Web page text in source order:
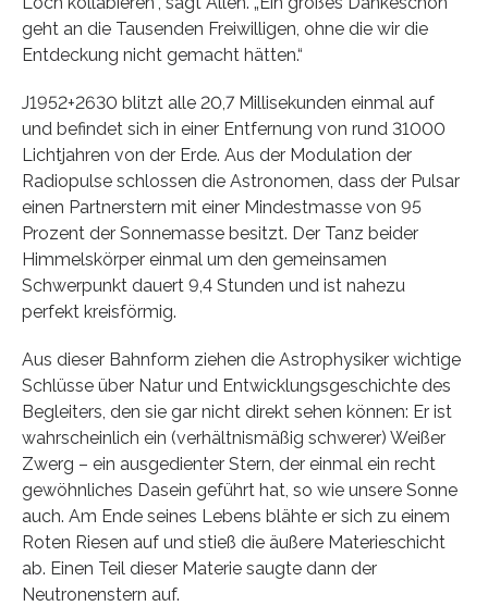
geht an die Tausenden Freiwilligen, ohne die wir die
Entdeckung nicht gemacht hätten.“
J1952+2630 blitzt alle 20,7 Millisekunden einmal auf
und befindet sich in einer Entfernung von rund 31000
Lichtjahren von der Erde. Aus der Modulation der
Radiopulse schlossen die Astronomen, dass der Pulsar
einen Partnerstern mit einer Mindestmasse von 95
Prozent der Sonnemasse besitzt. Der Tanz beider
Himmelskörper einmal um den gemeinsamen
Schwerpunkt dauert 9,4 Stunden und ist nahezu
perfekt kreisförmig.
Aus dieser Bahnform ziehen die Astrophysiker wichtige
Schlüsse über Natur und Entwicklungsgeschichte des
Begleiters, den sie gar nicht direkt sehen können: Er ist
wahrscheinlich ein (verhältnismäßig schwerer) Weißer
Zwerg – ein ausgedienter Stern, der einmal ein recht
gewöhnliches Dasein geführt hat, so wie unsere Sonne
auch. Am Ende seines Lebens blähte er sich zu einem
Roten Riesen auf und stieß die äußere Materieschicht
ab. Einen Teil dieser Materie saugte dann der
Neutronenstern auf.